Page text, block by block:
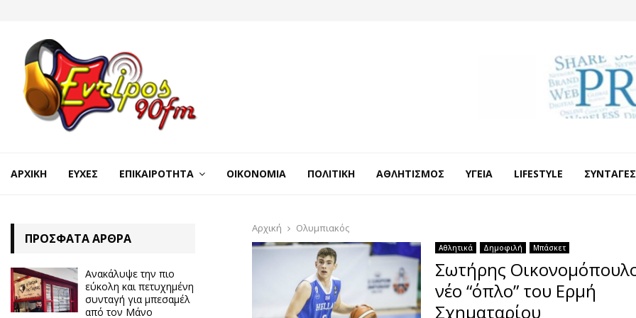
ΑΡΧΙΚΉ ΕΥΧΈΣ ΕΠΙΚΑΙΡΌΤΗΤΑ ΟΙΚΟΝΟΜΊΑ ΠΟΛΙΤΙΚΉ ΑΘΛΗΤΙΣΜΌΣ ΥΓΕΊΑ LIFESTYLE ΣΥΝΤΑΓΈΣ
Αρχική Ολυμπιακός
Αθλητικά Δημοφιλή Μπάσκετ
Σωτήρης
νέο “όπλο” του Ερμή
Σχηματαρίου
ΠΡΌΣΦΑΤΑ ΆΡΘΡΑ
Ανακάλυψε την πιο
εύκολη και πετυχημένη
συνταγή για μπεσαμέλ
από τον Μάνο